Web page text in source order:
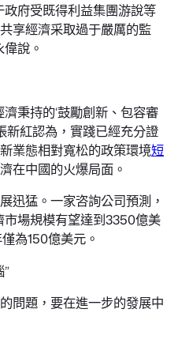
府受既得利益集團游說等
享經濟采取過于嚴厲的監
說。
秉持的‘鼓勵創新、包容審
新紅認為，實踐已經充分證
業態相對寬松的政策環境短
在中國的火爆局面。
迅猛。一家咨詢公司預測，
場規模有望達到3350億美
為150億美元。
問題，要在進一步的發展中